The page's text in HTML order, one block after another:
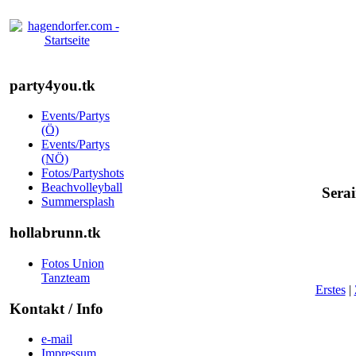
party4you.tk
Events/Partys
(Ö)
Events/Partys
(NÖ)
Fotos/Partyshots
Beachvolleyball
Summersplash
hollabrunn.tk
Fotos Union
Tanzteam
Kontakt / Info
e-mail
Erstes|